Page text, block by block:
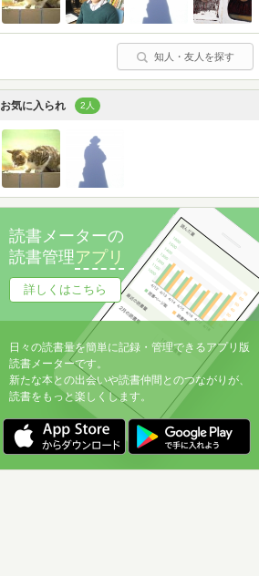
知人・友人を探す
お気に入られ 2人
読書メーターの
読書管理アプリ
詳しくはこちら
日々の読書量を簡単に記録・管理できるアプリ版
読書メーターです。
新たな本との出会いや読書仲間とのつながりが、
読書をもっと楽しくします。